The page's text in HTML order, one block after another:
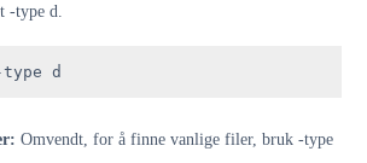
-type d.
d
Omvendt, for å finne vanlige filer, bruk -type